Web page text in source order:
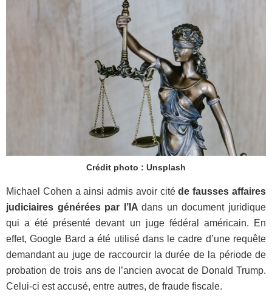
Crédit photo : Unsplash
Michael Cohen a ainsi admis avoir citéde fausses affaires
judiciaires générées par l’IAdans un document juridique
qui a été présenté devant un juge fédéral américain. En
effet, Google Bard a été utilisé dans le cadre d’une requête
demandant au juge de raccourcir la durée de la période de
probation de trois ans de l’ancien avocat de Donald Trump.
Celui-ci est accusé, entre autres, de fraude fiscale.